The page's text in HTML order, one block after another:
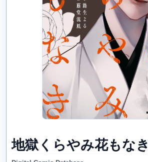
地獄くらやみ花もなき